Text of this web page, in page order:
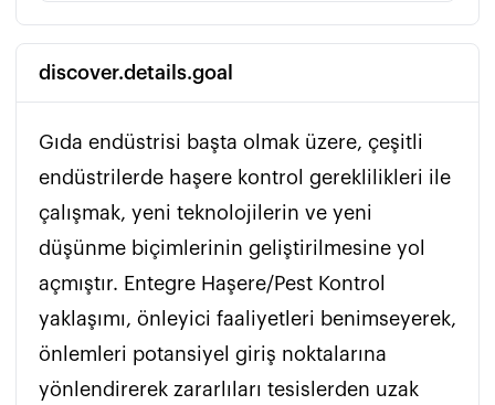
discover.details.goal
Gıda endüstrisi başta olmak üzere, çeşitli
endüstrilerde haşere kontrol gereklilikleri ile
çalışmak, yeni teknolojilerin ve yeni
düşünme biçimlerinin geliştirilmesine yol
açmıştır. Entegre Haşere/Pest Kontrol
yaklaşımı, önleyici faaliyetleri benimseyerek,
önlemleri potansiyel giriş noktalarına
yönlendirerek zararlıları tesislerden uzak